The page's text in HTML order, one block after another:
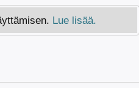
Lue lisää.